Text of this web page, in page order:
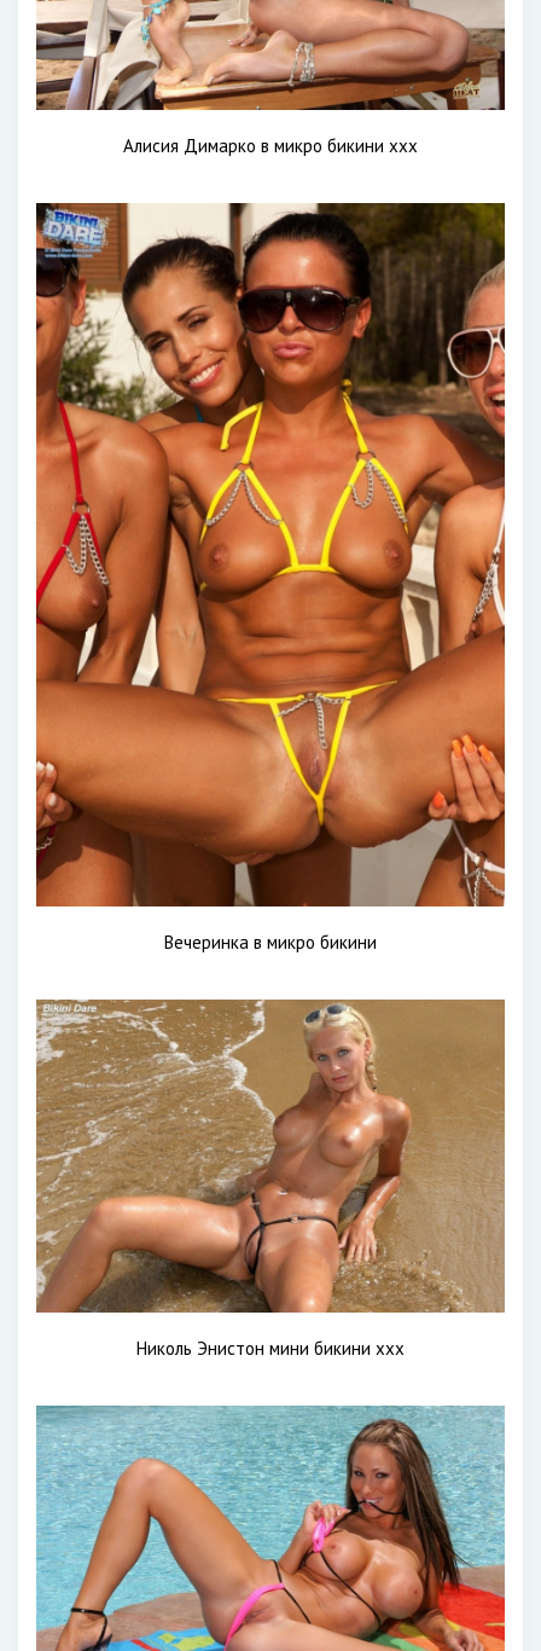
Алисия Димарко в микро бикини xxx
Вечеринка в микро бикини
Николь Энистон мини бикини xxx